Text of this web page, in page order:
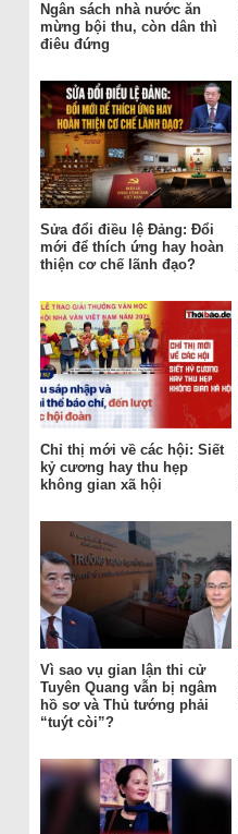
Ngân sách nhà nước ăn
mừng bội thu, còn dân thì
điêu đứng
Sửa đổi điều lệ Đảng: Đổi
mới để thích ứng hay hoàn
thiện cơ chế lãnh đạo?
Chỉ thị mới về các hội: Siết
kỷ cương hay thu hẹp
không gian xã hội
Vì sao vụ gian lận thi cử
Tuyên Quang vẫn bị ngâm
hồ sơ và Thủ tướng phải
“tuýt còi”?